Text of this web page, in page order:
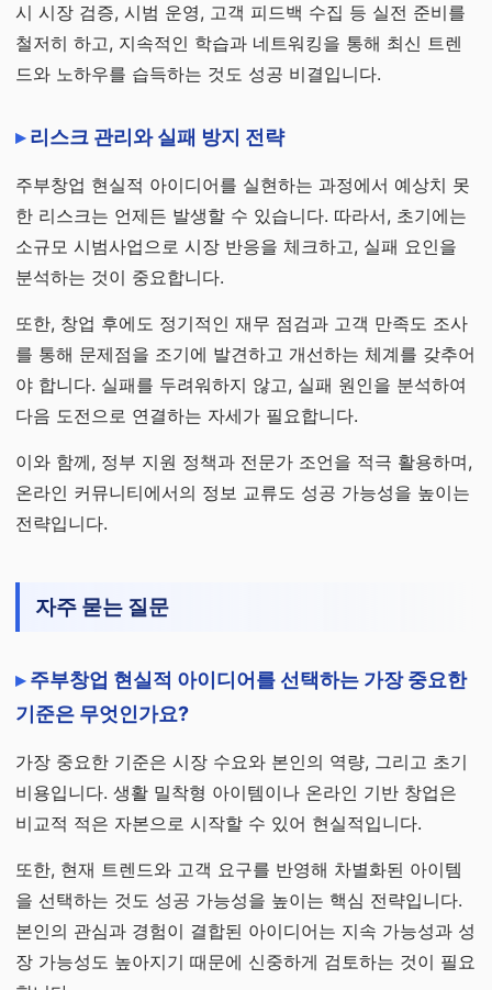
시 시장 검증, 시범 운영, 고객 피드백 수집 등 실전 준비를
철저히 하고, 지속적인 학습과 네트워킹을 통해 최신 트렌
드와 노하우를 습득하는 것도 성공 비결입니다.
리스크 관리와 실패 방지 전략
주부창업 현실적 아이디어를 실현하는 과정에서 예상치 못
한 리스크는 언제든 발생할 수 있습니다. 따라서, 초기에는
소규모 시범사업으로 시장 반응을 체크하고, 실패 요인을
분석하는 것이 중요합니다.
또한, 창업 후에도 정기적인 재무 점검과 고객 만족도 조사
를 통해 문제점을 조기에 발견하고 개선하는 체계를 갖추어
야 합니다. 실패를 두려워하지 않고, 실패 원인을 분석하여
다음 도전으로 연결하는 자세가 필요합니다.
이와 함께, 정부 지원 정책과 전문가 조언을 적극 활용하며,
온라인 커뮤니티에서의 정보 교류도 성공 가능성을 높이는
전략입니다.
자주 묻는 질문
주부창업 현실적 아이디어를 선택하는 가장 중요한
기준은 무엇인가요?
가장 중요한 기준은 시장 수요와 본인의 역량, 그리고 초기
비용입니다. 생활 밀착형 아이템이나 온라인 기반 창업은
비교적 적은 자본으로 시작할 수 있어 현실적입니다.
또한, 현재 트렌드와 고객 요구를 반영해 차별화된 아이템
을 선택하는 것도 성공 가능성을 높이는 핵심 전략입니다.
본인의 관심과 경험이 결합된 아이디어는 지속 가능성과 성
장 가능성도 높아지기 때문에 신중하게 검토하는 것이 필요